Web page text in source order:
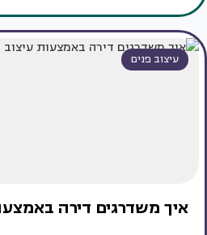
עיצוב פנים
איך משדרגים דירה